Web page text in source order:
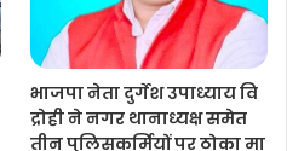
भाजपा नेता दुर्गेश उपाध्याय वि
द्रोही ने नगर थानाध्यक्ष समेत
तीन पुलिसकर्मियों पर ठोका मा